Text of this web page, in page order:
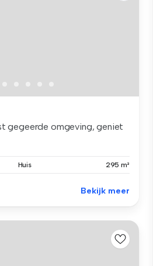
gegeerde omgeving, geniet
Huis 295 m²
Bekijk meer